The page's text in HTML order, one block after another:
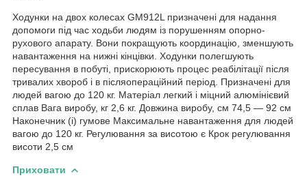
Ходунки на двох колесах GM912L призначені для надання
допомоги під час ходьби людям із порушенням опорно-
рухового апарату. Вони покращують координацію, зменшують
навантаження на нижні кінцівки. Ходунки полегшують
пересування в побуті, прискорюють процес реабілітації після
тривалих хвороб і в післяопераційний період. Призначені для
людей вагою до 120 кг. Матеріал легкий і міцний алюмінієвий
сплав Вага виробу, кг 2,6 кг. Довжина виробу, см 74,5 — 92 см
Наконечник (і) гумове Максимальне навантаження для людей
вагою до 120 кг. Регулювання за висотою є Крок регулювання
висоти 2,5 см
Приховати